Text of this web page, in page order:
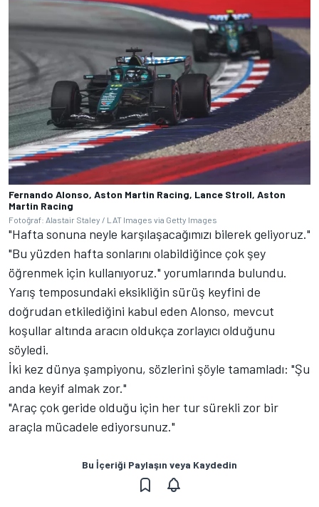
Fernando Alonso, Aston Martin Racing, Lance Stroll, Aston
Martin Racing
Fotoğraf: Alastair Staley / LAT Images via Getty Images
"Hafta sonuna neyle karşılaşacağımızı bilerek geliyoruz."
"Bu yüzden hafta sonlarını olabildiğince çok şey
öğrenmek için kullanıyoruz." yorumlarında bulundu.
Yarış temposundaki eksikliğin sürüş keyfini de
doğrudan etkilediğini kabul eden Alonso, mevcut
koşullar altında aracın oldukça zorlayıcı olduğunu
söyledi.
İki kez dünya şampiyonu, sözlerini şöyle tamamladı: "Şu
anda keyif almak zor."
"Araç çok geride olduğu için her tur sürekli zor bir
araçla mücadele ediyorsunuz."
Bu İçeriği Paylaşın veya Kaydedin